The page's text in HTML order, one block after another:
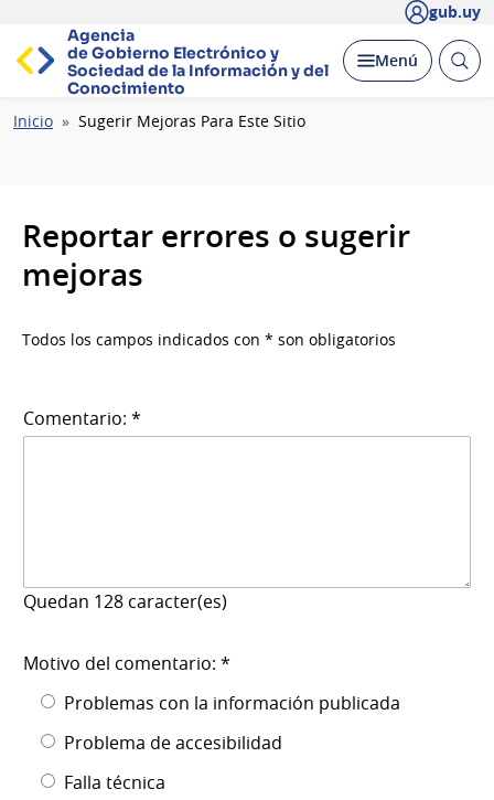
gub.uy
Agencia
de Gobierno Electrónico y
Sociedad de la Información y del
Conocimiento
Desplegar
Menú Abrir
Ruta
Inicio Sugerir Mejoras Para Este Sitio
Reportar errores o sugerir
mejoras
Todos los campos indicados con * son obligatorios
Comentario: *
Quedan 128 caracter(es)
Motivo del comentario: *
Problemas con la información publicada
Problema de accesibilidad
Falla técnica